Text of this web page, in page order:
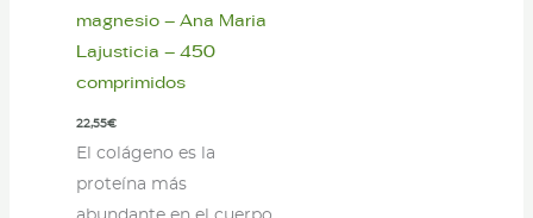
magnesio – Ana Maria
Lajusticia – 450
comprimidos
22,55€
El colágeno es la
proteína más